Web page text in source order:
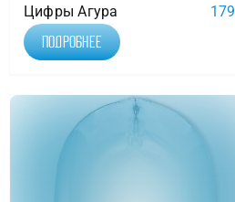
Цифры Агура 179
Подробнее